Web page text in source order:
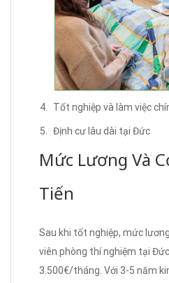
Tốt nghiệp và làm việc
Định cư lâu dài tại Đức
Mức Lương Và
Tiến
Sau khi tốt nghiệp, mức
viên phòng thí nghiệm tại
3.500€/tháng. Với 3-5 năm